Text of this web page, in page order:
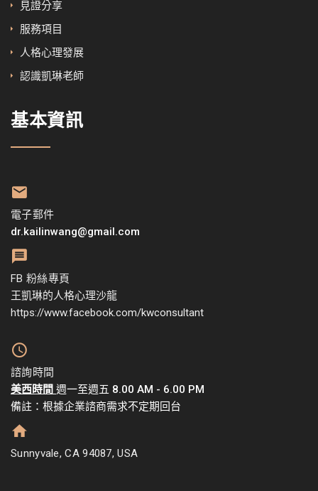
見證分享
服務項目
人格心理發展
認識凱琳老師
基本資訊
電子郵件
dr.kailinwang@gmail.com
FB 粉絲專頁
王凱琳的人格心理沙龍
https://www.facebook.com/kwconsultant
諮詢時間
美西時間 週一至週五 8.00 AM - 6.00 PM
備註：根據企業諮商需求不定期回台
Sunnyvale, CA 94087, USA